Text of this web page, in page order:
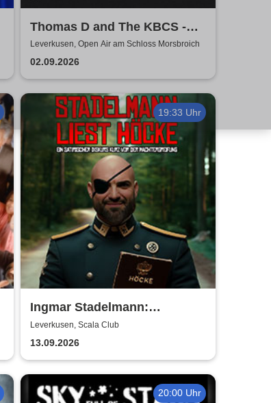
Thomas D and The KBCS -
Neocortex Tour 2026
Leverkusen, Open Air am Schloss Morsbroich
02.09.2026
19:33 Uhr
Ingmar Stadelmann:
Stadelmann liest Höcke - ein
satirischer Diskurs
Leverkusen, Scala Club
13.09.2026
20:00 Uhr